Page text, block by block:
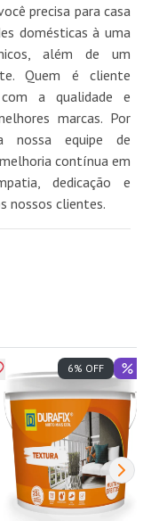
precisa para casa
domésticas à uma
além de um
Quem é cliente
a qualidade e
marcas. Por
nossa equipe de
contínua em
dedicação e
nossos clientes.
6% OFF